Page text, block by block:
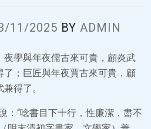
11/2025 BY ADMIN
夜學與年夜儒古來可貴，顧炎武
了；巨匠與年夜賈古來可貴，顧
兼得了。
：“唸書目下十行，性廉潔，盡不